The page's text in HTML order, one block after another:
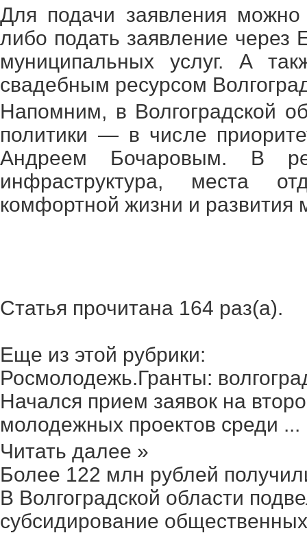
Для подачи заявления
либо подать заявление через
муниципальных услуг. А
свадебным ресурсом
Напомним, в Волгоградской
политики — в числе
Андреем Бочаровым. В
инфраструктура, места
комфортной жизни и развития
Статья прочитана 164 раз(a).
Еще из этой рубрики:
Росмолодежь.Гранты:
Начался прием заявок на
молодежных проектов среди ...
Читать далее »
Более 122 млн рублей
В Волгоградской области
субсидирование